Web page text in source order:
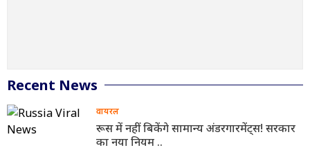
Recent News
वायरल
रूस में नहीं बिकेंगे सामान्य अंडरगारमेंट्स! सरकार
का नया नियम ..